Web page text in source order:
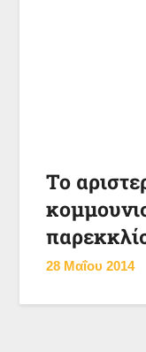
Το
28 Μαΐου 2014